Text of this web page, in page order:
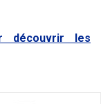
découvrir les